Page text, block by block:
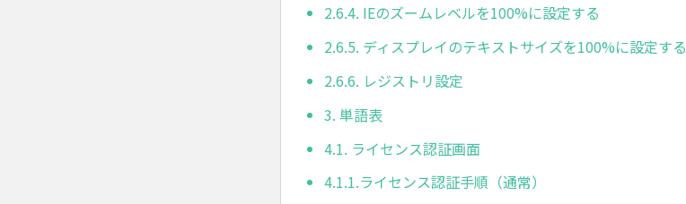
2.6.4. IEのズームレベルを100%に設定する
2.6.5. ディスプレイのテキストサイズを100%に設定する
2.6.6. レジストリ設定
3. 単語表
4.1. ライセンス認証画面
4.1.1.ライセンス認証手順（通常）